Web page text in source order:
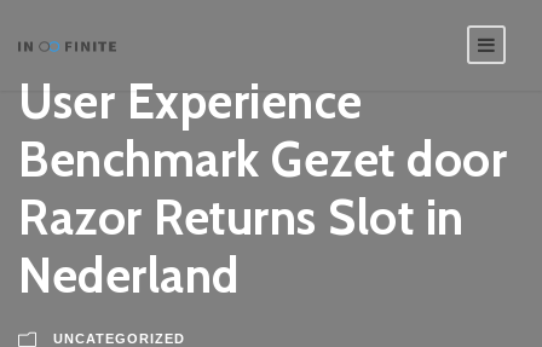
User Experience
Benchmark Gezet door
Razor Returns Slot in
Nederland
UNCATEGORIZED